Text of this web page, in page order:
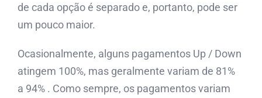
de cada opção é separado e, portanto, pode ser
um pouco maior.
Ocasionalmente, alguns pagamentos Up / Down
atingem 100%, mas geralmente variam de 81%
a 94% . Como sempre, os pagamentos variam